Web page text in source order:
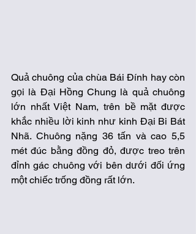
Quả chuông của chùa Bái Đính hay còn
gọi là Đại Hồng Chung là quả chuông
lớn nhất Việt Nam, trên bề mặt được
khắc nhiều lời kinh như kinh Đại Bi Bát
Nhã. Chuông nặng 36 tấn và cao 5,5
mét đúc bằng đồng đỏ, được treo trên
đỉnh gác chuông với bên dưới đối ứng
một chiếc trống đồng rất lớn.